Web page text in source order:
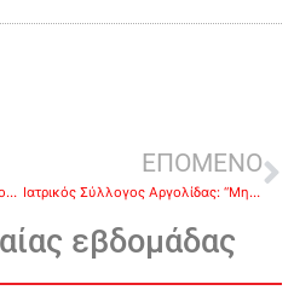
Ναύπλιο-ΙΒΠ: Ομιλία της Ρένας Λουτζάκη «Ζεϊμπέκικο και τσιφτετέλι ως μορφές λαϊκής έκφρασης και ως επιτέλεση»
ΕΠΟΜΕΝΟ
Iατρικός Σύλλογος Αργολίδας: “Μην κάνετε το αντιγριπικό εμβόλιο χωρίς συνταγή γιατρού”
εβδομάδας